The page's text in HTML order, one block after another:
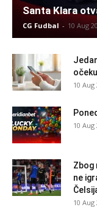
Santa Klara
CG Fudbal - 10 Aug
10 Aug
10 Aug
Zbog
ne
10 Aug